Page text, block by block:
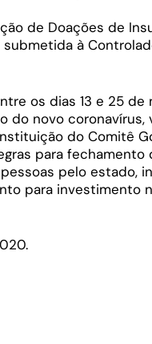
de Doações de
à
os dias 13 e 25
do novo coronavírus,
do Comitê
para fechamento
pelo estado,
para investimento